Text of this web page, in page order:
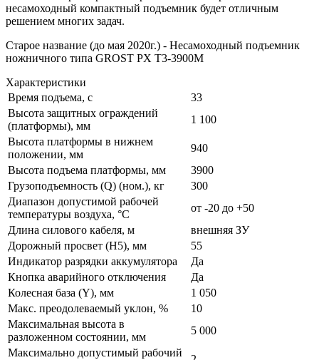
несамоходный компактный подъемник будет отличным
решением многих задач.
Старое название (до мая 2020г.) - Несамоходный подъемник
ножничного типа GROST PX T3-3900M
Характеристики
Время подъема, с
33
Высота защитных ограждений
(платформы), мм
1 100
Высота платформы в нижнем
положении, мм
940
Высота подъема платформы, мм
3900
Грузоподъемность (Q) (ном.), кг
300
Диапазон допустимой рабочей
температуры воздуха, °С
от -20 до +50
Длина силового кабеля, м
внешняя ЗУ
Дорожный просвет (H5), мм
55
Индикатор разрядки аккумулятора
Да
Кнопка аварийного отключения
Да
Колесная база (Y), мм
1 050
Макс. преодолеваемый уклон, %
10
Максимальная высота в
разложенном состоянии, мм
5 000
Максимально допустимый рабочий